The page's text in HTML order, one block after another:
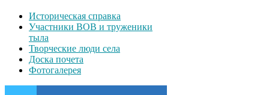
Историческая справка
Участники ВОВ и труженики
тыла
Творческие люди села
Доска почета
Фотогалерея